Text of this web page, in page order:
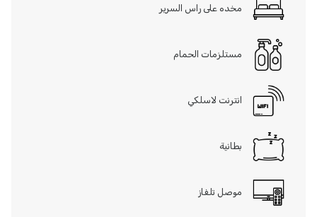
مخده على راس السرير
مستلزمات الحمام
انترنت لاسلكي
بطانية
موصل تلفاز